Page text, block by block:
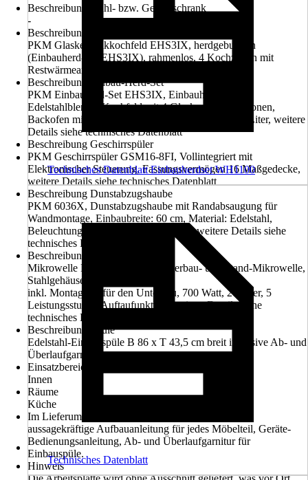
Beschreibung Kühl- bzw. Gefrierschrank
-
Beschreibung Kochfeld
PKM Glaskeramikkochfeld EHS3IX, herdgebunden
(Einbauherd-Set EHS3IX), rahmenlos, 4 Kochzonen mit
Restwärmeanzeige
Beschreibung Einbau-Herd-Set
PKM Einbauherd-Set EHS3IX, Einbauherd mit
Edelstahlblende, Kochfeld mit 4 Glaskeramikkochzonen,
Backofen mit 3 Funktionen, Backofenvolumen 65 Liter, weitere
Details siehe technisches Datenblatt
Beschreibung Geschirrspüler
PKM Geschirrspüler GSM16-8FI, Vollintegriert mit
Elektronischer Steuerung, Fassungsvermögen 16 Maßgedecke,
weitere Details siehe technisches Datenblatt
Beschreibung Dunstabzugshaube
PKM 6036X, Dunstabzugshaube mit Randabsaugung für
Wandmontage, Einbaubreite: 60 cm, Material: Edelstahl,
Beleuchtungssystem: LED, 2x 1 Watt, weitere Details siehe
technisches Datenblatt
Beschreibung Mikrowelle
Mikrowelle MMWU720.0SI, Unterbau- und Stand-Mikrowelle,
Stahlgehäuse silber lackiert
inkl. Montageset für den Unterbau, 700 Watt, 20 Liter, 5
Leistungsstufen, Auftaufunktion, weitere Details siehe
technisches Datenblatt
Beschreibung Spüle
Edelstahl-Einbauspüle B 86 x T 43,5 cm breit inklusive Ab- und
Überlaufgarnitur
Einsatzbereich
Innen
Räume
Küche
Im Lieferumfang enthalten
aussagekräftige Aufbauanleitung für jedes Möbelteil, Geräte-
Bedienungsanleitung, Ab- und Überlaufgarnitur für
Einbauspüle.
Hinweis
Technisches Datenblatt Einbauherdset WH1100
Technisches Datenblatt